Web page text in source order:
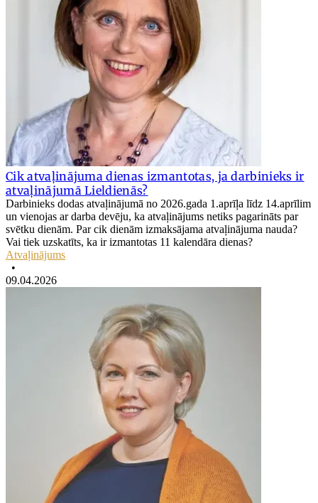
Cik atvaļinājuma dienas izmantotas, ja darbinieks ir
atvaļinājumā Lieldienās?
Darbinieks dodas atvaļinājumā no 2026.gada 1.aprīļa līdz 14.aprīlim
un vienojas ar darba devēju, ka atvaļinājums netiks pagarināts par
svētku dienām. Par cik dienām izmaksājama atvaļinājuma nauda?
Vai tiek uzskatīts, ka ir izmantotas 11 kalendāra dienas?
Atvaļinājums
•
09.04.2026